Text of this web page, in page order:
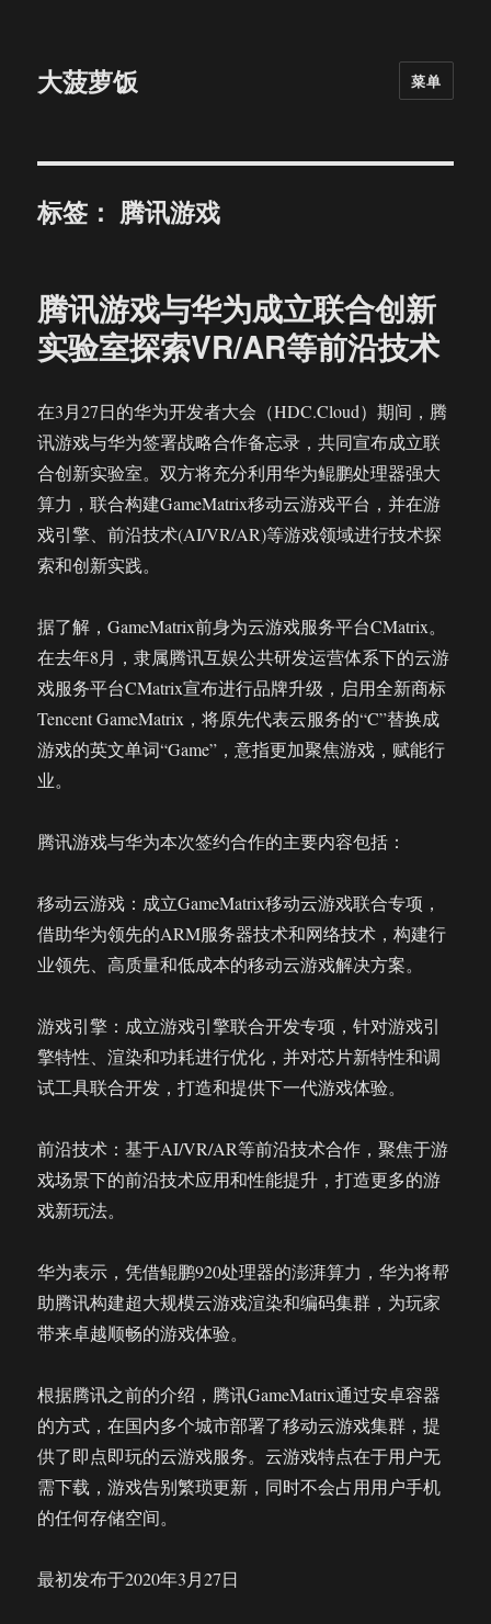
大菠萝饭 菜单
标签： 腾讯游戏
腾讯游戏与华为成立联合创新
实验室探索VR/AR等前沿技术
在3月27日的华为开发者大会（HDC.Cloud）期间，腾
讯游戏与华为签署战略合作备忘录，共同宣布成立联
合创新实验室。双方将充分利用华为鲲鹏处理器强大
算力，联合构建GameMatrix移动云游戏平台，并在游
戏引擎、前沿技术(AI/VR/AR)等游戏领域进行技术探
索和创新实践。
据了解，GameMatrix前身为云游戏服务平台CMatrix。
在去年8月，隶属腾讯互娱公共研发运营体系下的云游
戏服务平台CMatrix宣布进行品牌升级，启用全新商标
Tencent GameMatrix，将原先代表云服务的“C”替换成
游戏的英文单词“Game”，意指更加聚焦游戏，赋能行
业。
腾讯游戏与华为本次签约合作的主要内容包括：
移动云游戏：成立GameMatrix移动云游戏联合专项，
借助华为领先的ARM服务器技术和网络技术，构建行
业领先、高质量和低成本的移动云游戏解决方案。
游戏引擎：成立游戏引擎联合开发专项，针对游戏引
擎特性、渲染和功耗进行优化，并对芯片新特性和调
试工具联合开发，打造和提供下一代游戏体验。
前沿技术：基于AI/VR/AR等前沿技术合作，聚焦于游
戏场景下的前沿技术应用和性能提升，打造更多的游
戏新玩法。
华为表示，凭借鲲鹏920处理器的澎湃算力，华为将帮
助腾讯构建超大规模云游戏渲染和编码集群，为玩家
带来卓越顺畅的游戏体验。
根据腾讯之前的介绍，腾讯GameMatrix通过安卓容器
的方式，在国内多个城市部署了移动云游戏集群，提
供了即点即玩的云游戏服务。云游戏特点在于用户无
需下载，游戏告别繁琐更新，同时不会占用用户手机
的任何存储空间。
最初发布于2020年3月27日